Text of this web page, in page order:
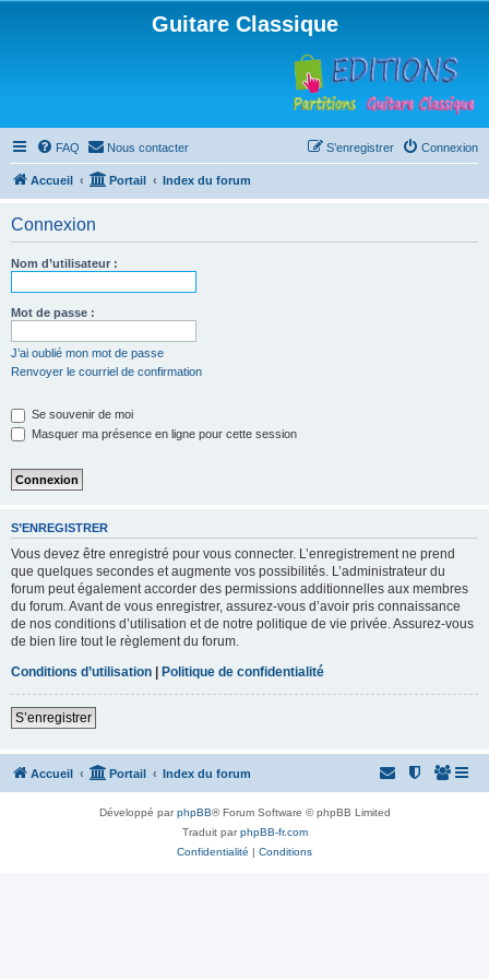
Guitare Classique
FAQ Nous contacter Connexion
S’enregistrer
Accueil Portail Index du forum
Connexion
Nom d’utilisateur :
Mot de passe :
J’ai oublié mon mot de passe
Renvoyer le courriel de confirmation
Se souvenir de moi
Masquer ma présence en ligne pour cette session
S’ENREGISTRER
Vous devez être enregistré pour vous connecter. L’enregistrement ne prend
que quelques secondes et augmente vos possibilités. L’administrateur du
forum peut également accorder des permissions additionnelles aux membres
du forum. Avant de vous enregistrer, assurez-vous d’avoir pris connaissance
de nos conditions d’utilisation et de notre politique de vie privée. Assurez-vous
de bien lire tout le règlement du forum.
Conditions d’utilisation | Politique de confidentialité
S’enregistrer
Accueil Portail Index du forum
Développé parphpBB® Forum Software © phpBB Limited
Traduit parphpBB-fr.com
Confidentialité | Conditions